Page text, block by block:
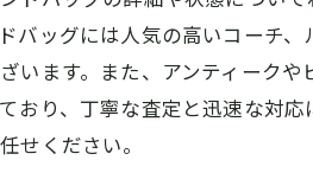
バッグには人気の高いコーチ
います。また、アンティーク
おり、丁寧な査定と迅速な対
せください。